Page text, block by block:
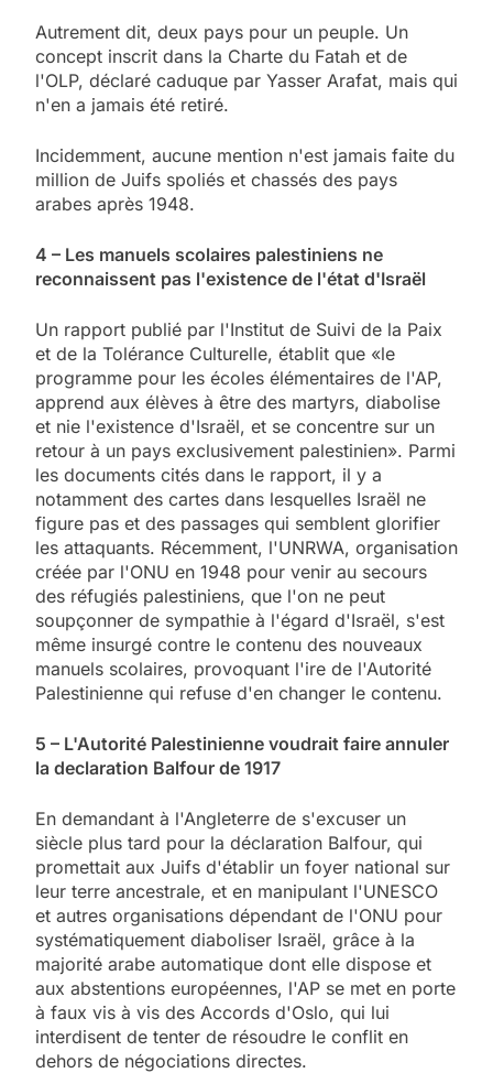
Autrement dit, deux pays pour un peuple. Un
concept inscrit dans la Charte du Fatah et de
l'OLP, déclaré caduque par Yasser Arafat, mais qui
n'en a jamais été retiré.
Incidemment, aucune mention n'est jamais faite du
million de Juifs spoliés et chassés des pays
arabes après 1948.
4 – Les manuels scolaires palestiniens ne
reconnaissent pas l'existence de l'état d'Israël
Un rapport publié par l'Institut de Suivi de la Paix
et de la Tolérance Culturelle, établit que «le
programme pour les écoles élémentaires de l'AP,
apprend aux élèves à être des martyrs, diabolise
et nie l'existence d'Israël, et se concentre sur un
retour à un pays exclusivement palestinien». Parmi
les documents cités dans le rapport, il y a
notamment des cartes dans lesquelles Israël ne
figure pas et des passages qui semblent glorifier
les attaquants. Récemment, l'UNRWA, organisation
créée par l'ONU en 1948 pour venir au secours
des réfugiés palestiniens, que l'on ne peut
soupçonner de sympathie à l'égard d'Israël, s'est
même insurgé contre le contenu des nouveaux
manuels scolaires, provoquant l'ire de l'Autorité
Palestinienne qui refuse d'en changer le contenu.
5 – L'Autorité Palestinienne voudrait faire annuler
la declaration Balfour de 1917
En demandant à l'Angleterre de s'excuser un
siècle plus tard pour la déclaration Balfour, qui
promettait aux Juifs d'établir un foyer national sur
leur terre ancestrale, et en manipulant l'UNESCO
et autres organisations dépendant de l'ONU pour
systématiquement diaboliser Israël, grâce à la
majorité arabe automatique dont elle dispose et
aux abstentions européennes, l'AP se met en porte
à faux vis à vis des Accords d'Oslo, qui lui
interdisent de tenter de résoudre le conflit en
dehors de négociations directes.